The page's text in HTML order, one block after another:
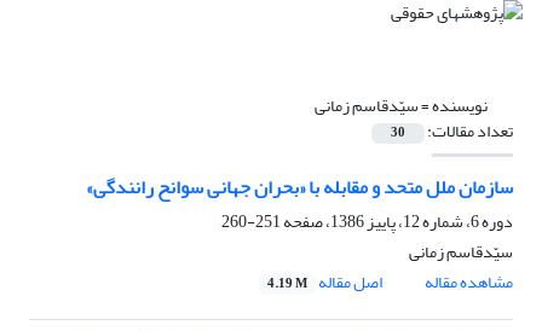
نویسنده =سیّدقاسم زمانی
تعداد مقالات: 30
سازمان ملل متحد و مقابله با «بحران جهانی سوانح رانندگی»
دوره 6، شماره 12، پاییز 1386، صفحه
251-260
سیّدقاسم زمانی
مشاهده مقاله
اصل مقاله 4.19 M